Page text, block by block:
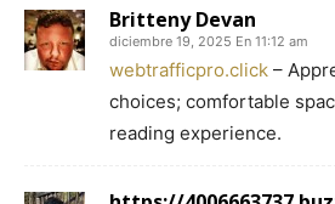
Britteny Devan
diciembre 19, 2025 En 11:12 am
webtrafficpro.click –
choices; comfortable
reading experience.